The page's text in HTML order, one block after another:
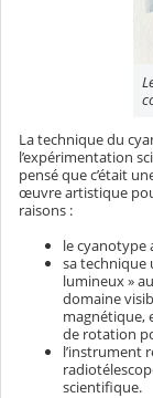
La technique du
l’expérimentation
pensé que c’était
œuvre artistique
raisons :
le cyanotype
sa technique
lumineux »
domaine
magnétique,
de rotation
l’instrument
scientifique.